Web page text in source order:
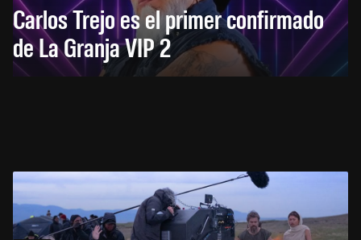
Carlos Trejo es el primer confirmado
de La Granja VIP 2